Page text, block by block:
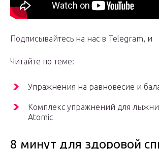
Подписывайтесь на нас в Telegram, и
Читайте по теме:
Упражнения на равновесие и
Комплекс упражнений для
Atomic
8 минут для здоровой